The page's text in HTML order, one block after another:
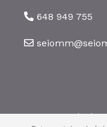
648 949 755
©2026 SEIOMM. Todos